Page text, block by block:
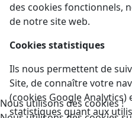
des cookies fonctionnels,
de notre site web.
Cookies statistiques
Ils nous permettent de
Site, de connaître votre
(cookies Google
statistiques quant aux
Nous utilisons des cookies !